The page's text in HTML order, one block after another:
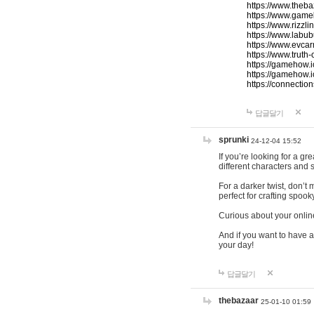
https://
https://
https://
https://
https://
https://
https://
https://
https://
답글달기
sprunki 24-12-04 15:52
If you’re looking for a
different characters and
For a darker twist, don’t
perfect for crafting
Curious about your
And if you want to have
your day!
답글달기
thebazaar 25-01-10 01:59